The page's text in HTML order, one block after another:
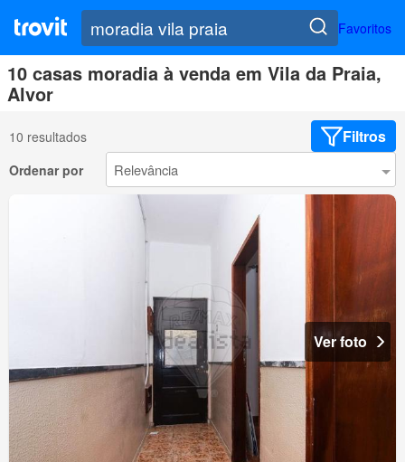
Favoritos
10 casas moradia à venda em Vila da Praia,
Alvor
10 resultados Filtros
Ordenar por
Ver foto